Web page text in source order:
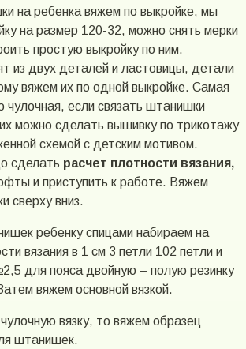
на ребенка вяжем по выкройке, мы
на размер 120-32, можно снять мерки
простую выкройку по ним.
из двух деталей и ластовицы, детали
вяжем их по одной выкройке. Самая
чулочная, если связать штанишки
можно сделать вышивку по трикотажу
схемой с детским мотивом.
сделать расчет плотности вязания,
и приступить к работе. Вяжем
сверху вниз.
ребенку спицами набираем на
вязания в 1 см 3 петли 102 петли и
для пояса двойную – полую резинку
вяжем основной вязкой.
вязку, то вяжем образец
штанишек.